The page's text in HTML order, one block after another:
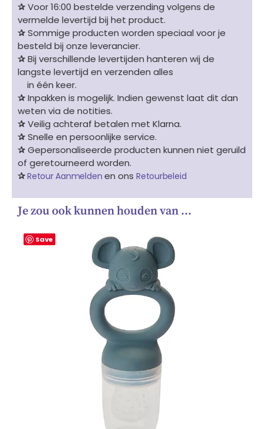
✰Voor 16:00 bestelde verzending volgens de
vermelde levertijd bij het product.
✰Sommige producten worden speciaal voor je
besteld bij onze leverancier.
✰Bij verschillende levertijden hanteren wij de
langste levertijd en verzenden alles
in één keer.
✰Inpakken is mogelijk. Indien gewenst laat dit dan
weten via de notities.
✰Veilig achteraf betalen met Klarna.
✰Snelle en persoonlijke service.
✰Gepersonaliseerde producten kunnen niet geruild
of geretourneerd worden.
✰Retour Aanmelden en ons Retourbeleid
Je zou ook kunnen houden van …
Save